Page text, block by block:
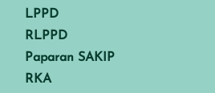
LPPD
RLPPD
Paparan SAKIP
RKA